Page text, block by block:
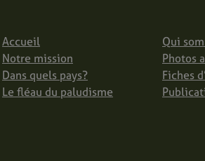
Accueil
Notre mission
Dans quels pays?
Le fléau du paludisme
Qui
Photos
Fiches